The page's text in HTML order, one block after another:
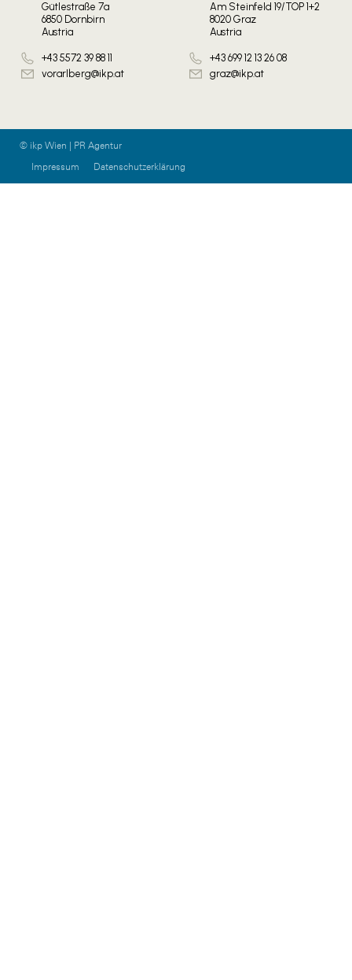
Gütlestraße 7a
6850 Dornbirn
Austria
+43 5572 39 88 11
vorarlberg@ikp.at
Am Steinfeld 19/TOP 1+2
8020 Graz
Austria
+43 699 12 13 26 08
graz@ikp.at
© ikp Wien | PR Agentur
Impressum
Datenschutzerklärung